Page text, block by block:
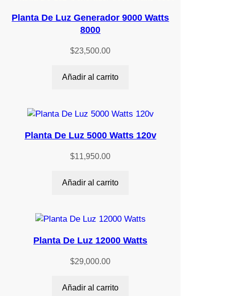
Planta De Luz Generador 9000 Watts
8000
$23,500.00
Añadir al carrito
Planta De Luz 5000 Watts 120v
$11,950.00
Añadir al carrito
Planta De Luz 12000 Watts
$29,000.00
Añadir al carrito